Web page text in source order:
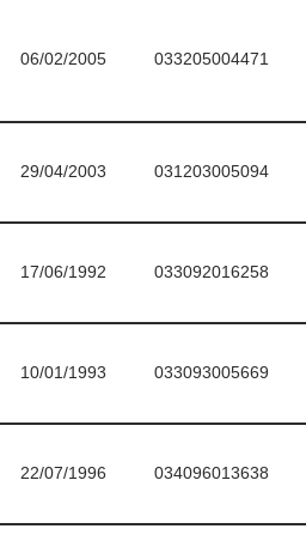
06/02/2005 033205004471
29/04/2003 031203005094
17/06/1992 033092016258
10/01/1993 033093005669
22/07/1996 034096013638